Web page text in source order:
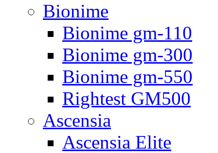
Bionime
Bionime gm-110
Bionime gm-300
Bionime gm-550
Rightest GM500
Ascensia
Ascensia Elite